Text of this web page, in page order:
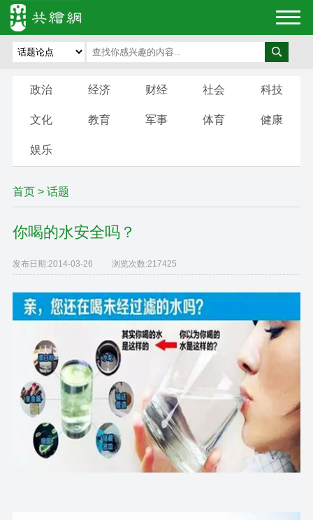
政治 经济 财经 社会 科技
文化 教育 军事 体育 健康
娱乐
首页> 话题
你喝的水安全吗？
发布日期:2014-03-26 浏览次数:217425